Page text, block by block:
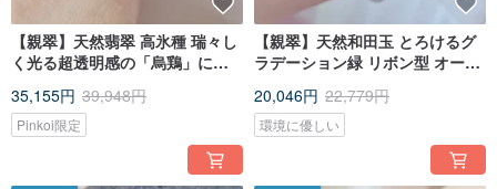
【親翠】天然翡翠 高氷種 瑞々し
く光る超透明感の「烏鶏」にグ
ル 18号
35,155円 39,948円
Pinkoi限定
【親翠】天然和田玉 とろけるグ
ラデーション緑 リボン型 オール
スレット 手首周り16cm
20,046円 22,779円
環境に優しい